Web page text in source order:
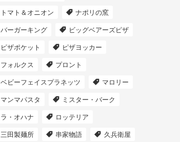
トマト＆オニオン ナポリの窯
バーガーキング ビッグベアーズピザ
ピザポケット ピザヨッカー
フォルクス プロント
ベビーフェイスプラネッツ マロリー
マンマパスタ ミスター・バーク
ラ・オハナ ロッテリア
三田製麺所 串家物語 久兵衛屋